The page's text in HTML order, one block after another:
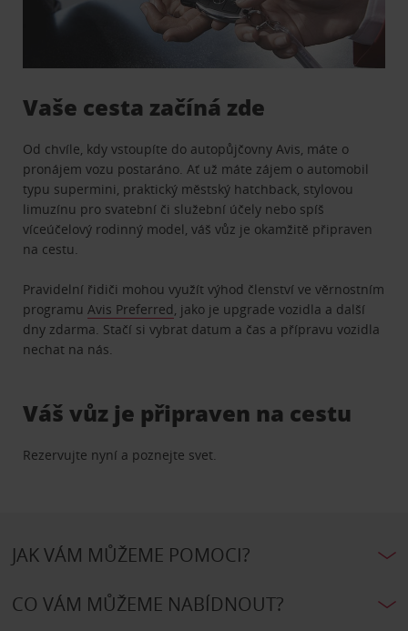
Vaše cesta začíná zde
Od chvíle, kdy vstoupíte do autopůjčovny Avis, máte o
pronájem vozu postaráno. Ať už máte zájem o automobil
typu supermini, praktický městský hatchback, stylovou
limuzínu pro svatební či služební účely nebo spíš
víceúčelový rodinný model, váš vůz je okamžitě připraven
na cestu.
Pravidelní řidiči mohou využít výhod členství ve věrnostním
programuAvis Preferred, jako je upgrade vozidla a další
dny zdarma. Stačí si vybrat datum a čas a přípravu vozidla
nechat na nás.
Váš vůz je připraven na cestu
Rezervujte nyní a poznejte svet.
JAK VÁM MŮŽEME POMOCI?
CO VÁM MŮŽEME NABÍDNOUT?